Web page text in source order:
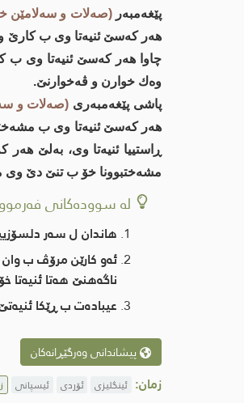
پێغەمبەر(صەلات و سەلامێن
هەر کەسێ ئنیه‌تا وی ب کارێ
چاوا هەر کەسێ ئنیه‌تا وی ب
وەك خوارن و ڤەخوارنێ.
پاشی پێغه‌مبه‌ری (صەلات و
هەر کەسێ ئنیه‌تا وی ب
ڕاستییا ئنیه‌تا وی، به‌لێ
مشه‌ختبوونا خۆ ب تنێ دێ وی
لە سوودەکانی
هاندان ل سه‌ر
ئه‌و کارێن مرۆڤ ب
ناگه‌هنێ هه‌تا ئنیه‌تا
عیباده‌ت ب ڕێكا
پیشاندانی وەرگێڕانەکان
زمان: ئینگلیزی ئۆردی ئیسپانی